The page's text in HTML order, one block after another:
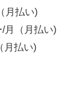
月払い)
月（月払い)
月払い)